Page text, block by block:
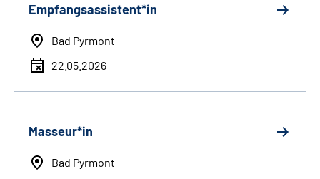
Empfangsassistent*in
Bad Pyrmont
22.05.2026
Masseur*in
Bad Pyrmont